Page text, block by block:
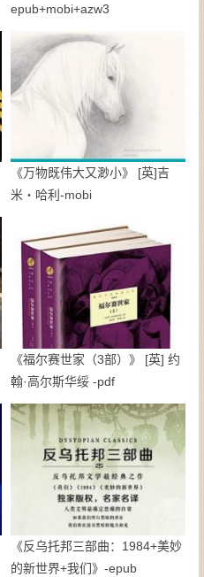
epub+mobi+azw3
《万物既伟大又渺小》 [英]吉
米・哈利-mobi
《福尔赛世家（3部）》 [英] 约
翰·高尔斯华绥 -pdf
《反乌托邦三部曲：1984+美妙
的新世界+我们》-epub